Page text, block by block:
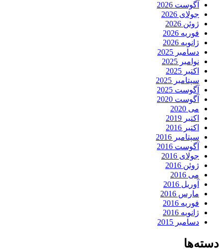
آگوست 2026
جولای 2026
ژوئن 2026
فوریه 2026
ژانویه 2026
دسامبر 2025
نوامبر 2025
اکتبر 2025
سپتامبر 2025
آگوست 2025
آگوست 2020
می 2020
اکتبر 2019
اکتبر 2016
سپتامبر 2016
آگوست 2016
جولای 2016
ژوئن 2016
می 2016
آوریل 2016
مارس 2016
فوریه 2016
ژانویه 2016
دسامبر 2015
دسته‌ها